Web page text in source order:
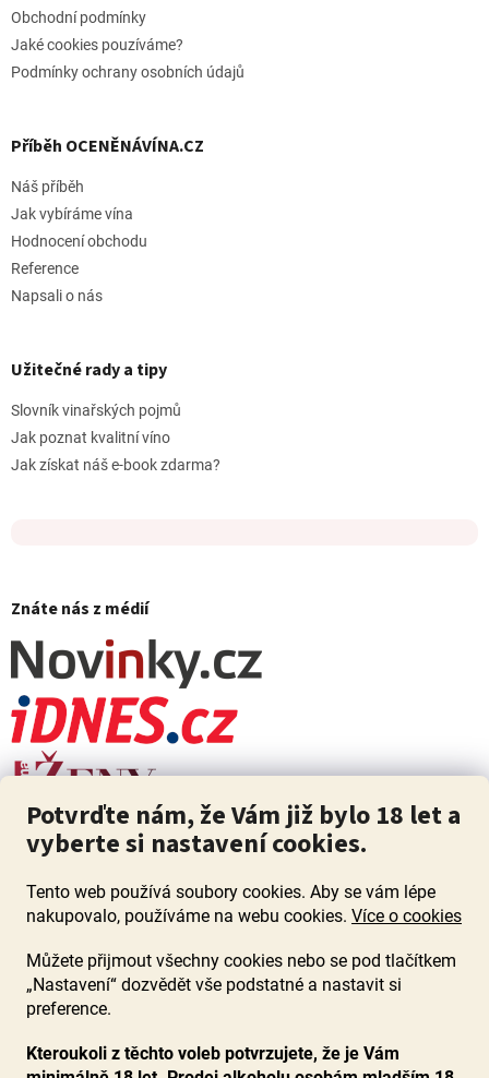
Potvrďte nám, že Vám již bylo 18 let a
vyberte si nastavení cookies.
Tento web používá soubory cookies. Aby se vám lépe
nakupovalo, používáme na webu cookies. Více o cookies
Můžete přijmout všechny cookies nebo se pod tlačítkem
„Nastavení“ dozvědět vše podstatné a nastavit si
preference.
Kteroukoli z těchto voleb potvrzujete, že je Vám
Obchodní podmínky
Jaké cookies pouzíváme?
Podmínky ochrany osobních údajů
Příběh OCENĚNÁVÍNA.CZ
Náš příběh
Jak vybíráme vína
Hodnocení obchodu
Reference
Napsali o nás
Užitečné rady a tipy
Slovník vinařských pojmů
Jak poznat kvalitní víno
Jak získat náš e-book zdarma?
Znáte nás z médií
ZÁKAZ PRODEJE ALKOHOLU OSOBÁM MLADŠÍM 18 LET. Pijte s
mírou i když pijete s Mírou.